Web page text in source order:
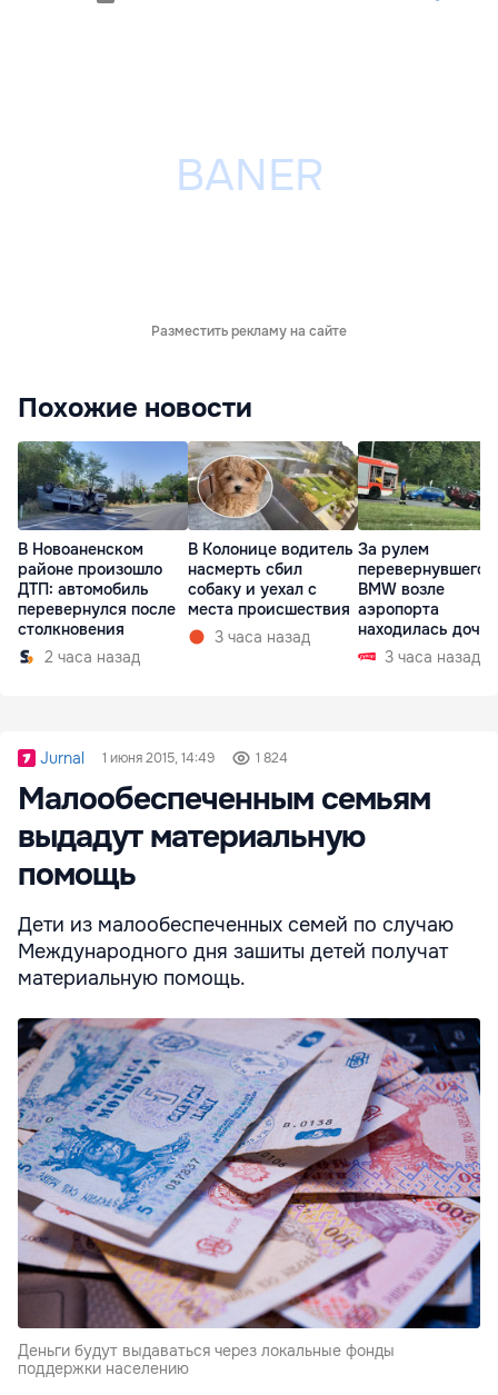
Разместить рекламу на сайте
Похожие новости
В Новоаненском
районе произошло
ДТП: автомобиль
перевернулся после
столкновения
2 часа назад
В Колонице водитель
насмерть сбил
собаку и уехал с
места происшествия
3 часа назад
За рулем
BMW возле
аэропорта
находилась дочь
директора лицея
3 часа назад
Jurnal 1 июня 2015, 14:49 1 824
Малообеспеченным семьям
выдадут материальную
помощь
Дети из малообеспеченных семей по случаю
Международного дня зашиты детей получат
материальную помощь.
Деньги будут выдаваться через локальные фонды
поддержки населению